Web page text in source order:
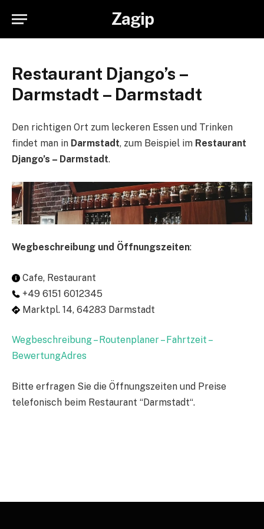
Zagip
Restaurant Django’s –
Darmstadt – Darmstadt
Den richtigen Ort zum leckeren Essen und Trinken
findet man in Darmstadt, zum Beispiel im Restaurant
Django’s – Darmstadt.
Wegbeschreibung und Öffnungszeiten:
Cafe, Restaurant
+49 6151 6012345
Marktpl. 14, 64283 Darmstadt
Wegbeschreibung – Routenplaner – Fahrtzeit –
BewertungAdres
Bitte erfragen Sie die Öffnungszeiten und Preise
telefonisch beim Restaurant “Darmstadt“.